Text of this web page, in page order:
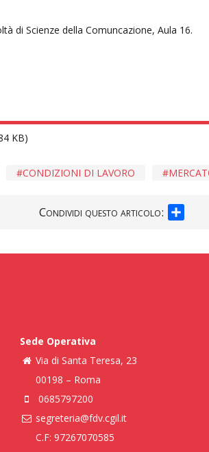
di Scienze della Comuncazione, Aula 16.
KB)
CONDIZIONI DI LAVORO
Condividi questo articolo:
Sede Operativa
Via di Santa Teresa, 23
00198 – Roma
0685797200
segreteria@fdv.cgil.it
C.F: 97267070585